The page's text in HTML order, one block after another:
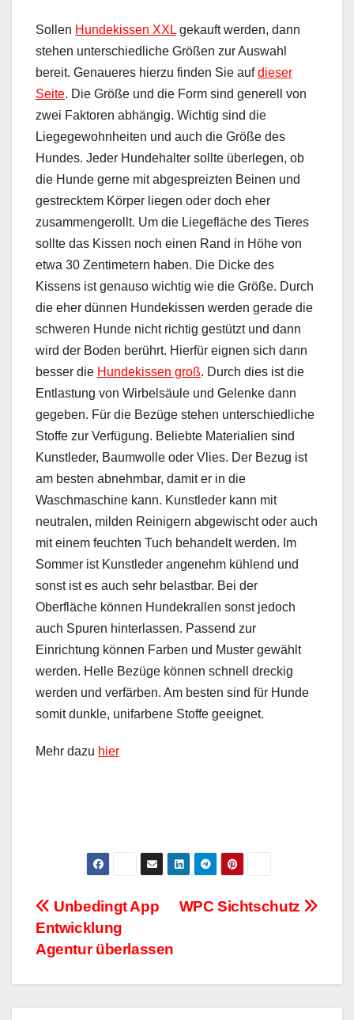
Sollen Hundekissen XXL gekauft werden, dann
stehen unterschiedliche Größen zur Auswahl
bereit. Genaueres hierzu finden Sie aufdieser
Seite. Die Größe und die Form sind generell von
zwei Faktoren abhängig. Wichtig sind die
Liegegewohnheiten und auch die Größe des
Hundes. Jeder Hundehalter sollte überlegen, ob
die Hunde gerne mit abgespreizten Beinen und
gestrecktem Körper liegen oder doch eher
zusammengerollt. Um die Liegefläche des Tieres
sollte das Kissen noch einen Rand in Höhe von
etwa 30 Zentimetern haben. Die Dicke des
Kissens ist genauso wichtig wie die Größe. Durch
die eher dünnen Hundekissen werden gerade die
schweren Hunde nicht richtig gestützt und dann
wird der Boden berührt. Hierfür eignen sich dann
besser die Hundekissen groß. Durch dies ist die
Entlastung von Wirbelsäule und Gelenke dann
gegeben. Für die Bezüge stehen unterschiedliche
Stoffe zur Verfügung. Beliebte Materialien sind
Kunstleder, Baumwolle oder Vlies. Der Bezug ist
am besten abnehmbar, damit er in die
Waschmaschine kann. Kunstleder kann mit
neutralen, milden Reinigern abgewischt oder auch
mit einem feuchten Tuch behandelt werden. Im
Sommer ist Kunstleder angenehm kühlend und
sonst ist es auch sehr belastbar. Bei der
Oberfläche können Hundekrallen sonst jedoch
auch Spuren hinterlassen. Passend zur
Einrichtung können Farben und Muster gewählt
werden. Helle Bezüge können schnell dreckig
werden und verfärben. Am besten sind für Hunde
somit dunkle, unifarbene Stoffe geeignet.
Mehr dazu hier
Beitragsnavigation
WPC Sichtschutz
Unbedingt App
Entwicklung
Agentur überlassen